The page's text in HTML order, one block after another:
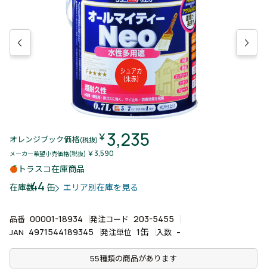
オレンジブック価格(税抜) ￥3,235
メーカー希望小売価格(税抜) ￥3,590
トラスコ在庫商品
在庫数44 缶 エリア別在庫を見る
品番 00001-18934 発注コード 203-5455
JAN 4971544189345 発注単位 1缶 入数 -
55種類の商品があります